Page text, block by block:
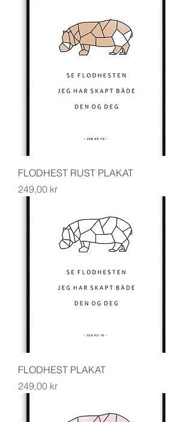
FLODHEST RUST PLAKAT
Pris
249,00 kr
FLODHEST PLAKAT
Pris
249,00 kr